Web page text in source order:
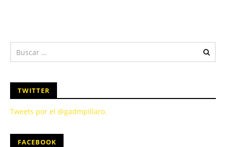
TWITTER
Tweets por el @gadmpillaro.
FACEBOOK